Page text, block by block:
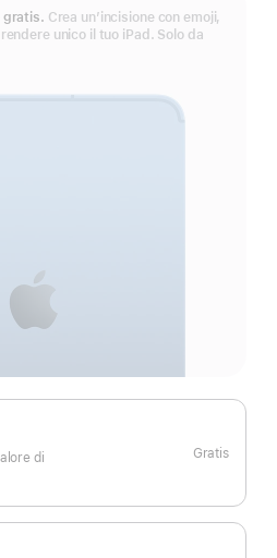
gratis. Crea un’incisione con emoji,
unico il tuo iPad. Solo da
di
Gratis